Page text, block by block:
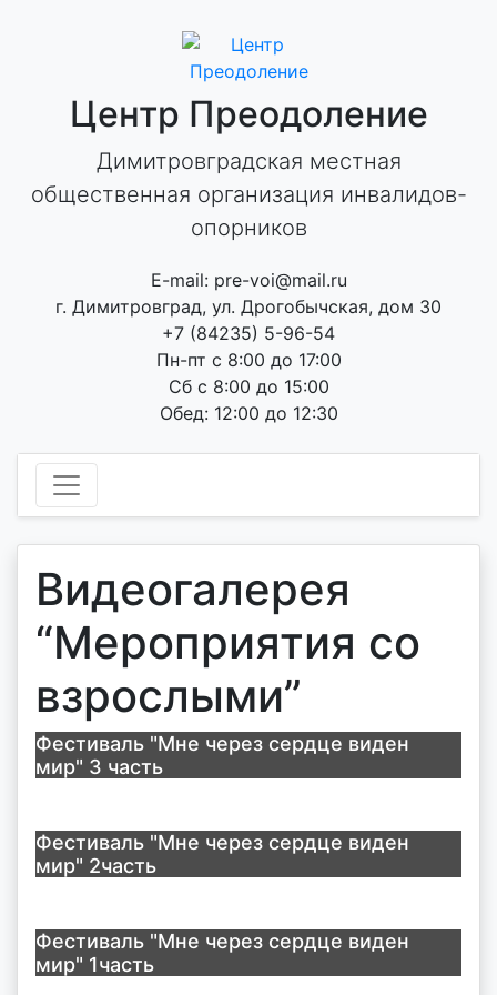
Центр Преодоление
Димитровградская местная
общественная организация инвалидов-
опорников
E-mail: pre-voi@mail.ru
г. Димитровград, ул. Дрогобычская, дом 30
+7 (84235) 5-96-54
Пн-пт с 8:00 до 17:00
Сб с 8:00 до 15:00
Обед: 12:00 до 12:30
Видеогалерея
“Мероприятия со
взрослыми”
Фестиваль "Мне через сердце виден
мир" 3 часть
Фестиваль "Мне через сердце виден
мир" 2часть
Фестиваль "Мне через сердце виден
мир" 1часть